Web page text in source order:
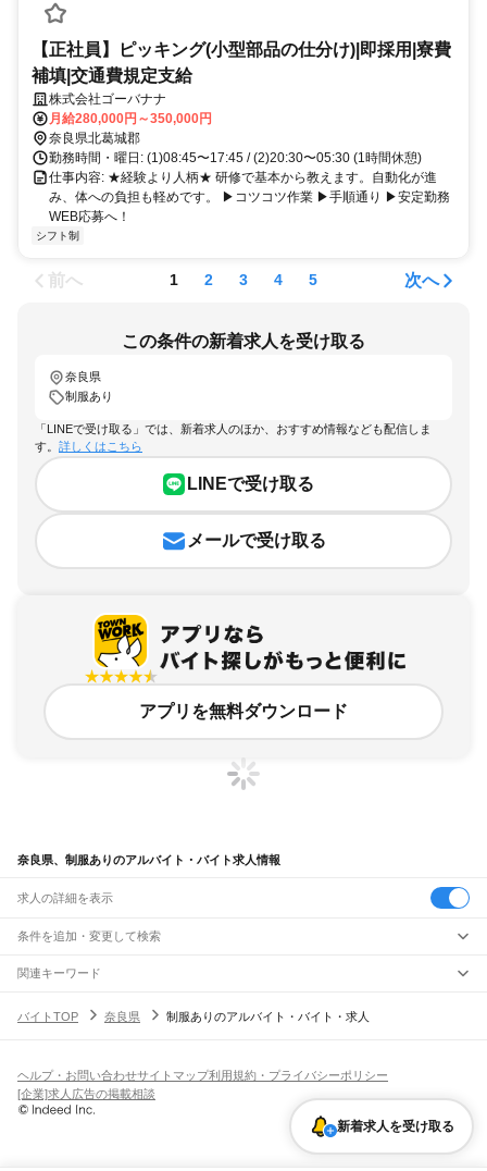
【正社員】ピッキング(小型部品の仕分け)|即採用|寮費
補填|交通費規定支給
株式会社ゴーバナナ
月給280,000円～350,000円
奈良県北葛城郡
勤務時間・曜日: (1)08:45〜17:45 / (2)20:30〜05:30 (1時間休憩)
仕事内容: ★経験より人柄★ 研修で基本から教えます。自動化が進
み、体への負担も軽めです。 ▶コツコツ作業 ▶手順通り ▶安定勤務
WEB応募へ！
シフト制
前へ 1 2 3 4 5 次へ
この条件の新着求人を受け取る
奈良県
制服あり
「LINEで受け取る」では、新着求人のほか、おすすめ情報なども配信しま
す。 詳しくはこちら
LINEで受け取る
メールで受け取る
アプリを無料ダウンロード
奈良県、制服ありのアルバイト・バイト求人情報
求人の詳細を表示
条件を追加・変更して検索
市区町村を追加・変更
奈良県すべて
駅を追加・変更
平城山駅奈良駅 郡山駅 大和小泉駅法隆寺駅 王寺駅 三郷駅
奈良線
平城山駅 奈良駅
飲食・フードサービス
飲食・フードサービス
ホールスタッフ
皿洗い・洗い場精肉・鮮魚加工
バー（BAR）・バーテンダー
飲食店（店長・マネージャー）
特徴を追加・変更
人気
髪型・髪色自由ひげOKネイルOK
留学生・外国人活躍中
関連キーワード
奈良県 服
バイトTOP 奈良県 制服ありのアルバイト・バイト・求人
新着求人を受け取る
ヘルプ・お問い合わせサイトマップ利用規約・プライバシーポリシー
[企業]求人広告の掲載相談